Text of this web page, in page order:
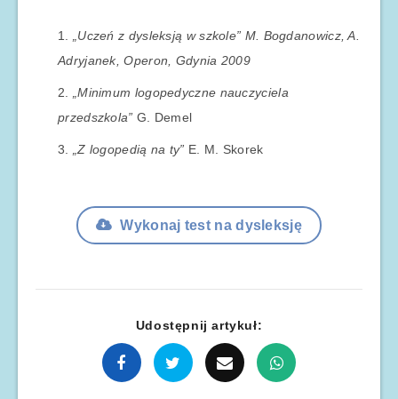
„Uczeń z dysleksją w szkole” M. Bogdanowicz, A.
Adryjanek, Operon, Gdynia 2009
„Minimum logopedyczne nauczyciela
przedszkola” G. Demel
„Z logopedią na ty” E. M. Skorek
Wykonaj test na dysleksję
Udostępnij artykuł: